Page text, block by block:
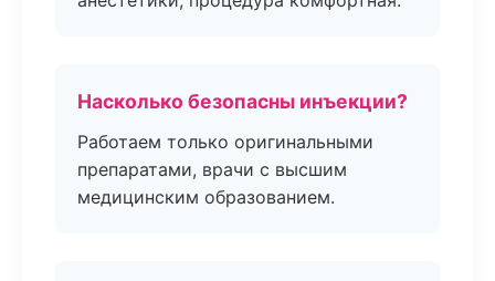
Насколько безопасны инъекции?
Работаем только оригинальными
препаратами, врачи с высшим
медицинским образованием.